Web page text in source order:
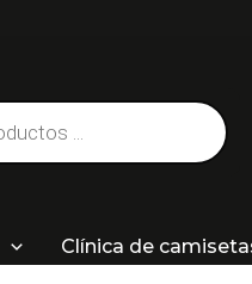
Clínica de